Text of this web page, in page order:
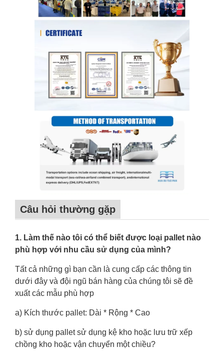
Câu hỏi thường gặp
1. Làm thế nào tôi có thể biết được loại pallet nào
phù hợp với nhu cầu sử dụng của mình?
Tất cả những gì bạn cần là cung cấp các thông tin
dưới đây và đội ngũ bán hàng của chúng tôi sẽ đề
xuất các mẫu phù hợp
a) Kích thước pallet: Dài * Rộng * Cao
b) sử dụng pallet sử dụng kệ kho hoặc lưu trữ xếp
chồng kho hoặc vận chuyển một chiều?